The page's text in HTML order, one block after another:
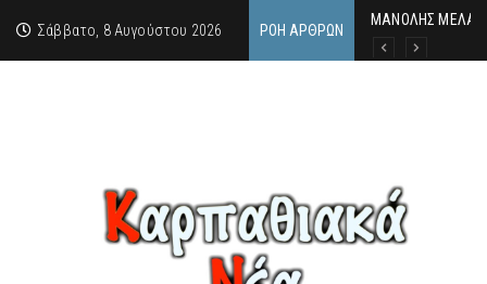
Σάββατο, 8 Αυγούστου 2026 ΡΟΉ ΆΡΘΡΩΝ
MΑΝΟΛΗΣ ΜΕΛΑΣ:
ΕΚΔΗΛΩΣΗ ΤΙΜΗΣ
Κάθε καλοκαίρι